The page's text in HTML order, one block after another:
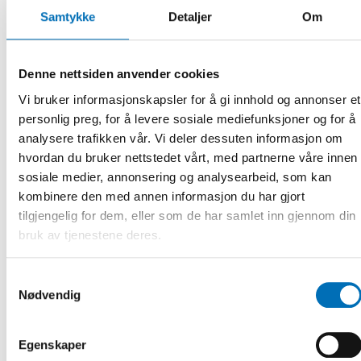
Samtykke Detaljer Om
Denne nettsiden anvender cookies
Vi bruker informasjonskapsler for å gi innhold og annonser et
personlig preg, for å levere sosiale mediefunksjoner og for å
analysere trafikken vår. Vi deler dessuten informasjon om
hvordan du bruker nettstedet vårt, med partnerne våre innen
sosiale medier, annonsering og analysearbeid, som kan
kombinere den med annen informasjon du har gjort
tilgjengelig for dem, eller som de har samlet inn gjennom din
bruk av tjenestene deres.
Nødvendig
Egenskaper
Bakgrunn
Prosjektet følger opp en anbefaling i en rapport utarbeidet
av en tidsbegrenset nordisk tenketank – Nordic Think Tank
for Tech and Democracy – som ble oppnevnt av Nordisk
ministerråd i 2022. Tenketanken fikk i oppdrag å utvikle
anbefalinger for hvordan Norden kan styrke den
demokratiske samtalen på nett i en tid dominert av «Big
Tech». Deres rapport med tittelenA Nordic approach to
democratic debate in the age of Big Techkommer med 11
anbefalinger til de nordiske landene. Nordens
velferdssenters prosjekt følger spesielt opp anbefaling 2A:
«Protect the well-being and safety of children and youth
Nasjonale initiativer og anbefalinger
Spørsmål rundt barns og unges digitale medievaner har
blitt diskutert i de nordiske landene de siste årene – blant